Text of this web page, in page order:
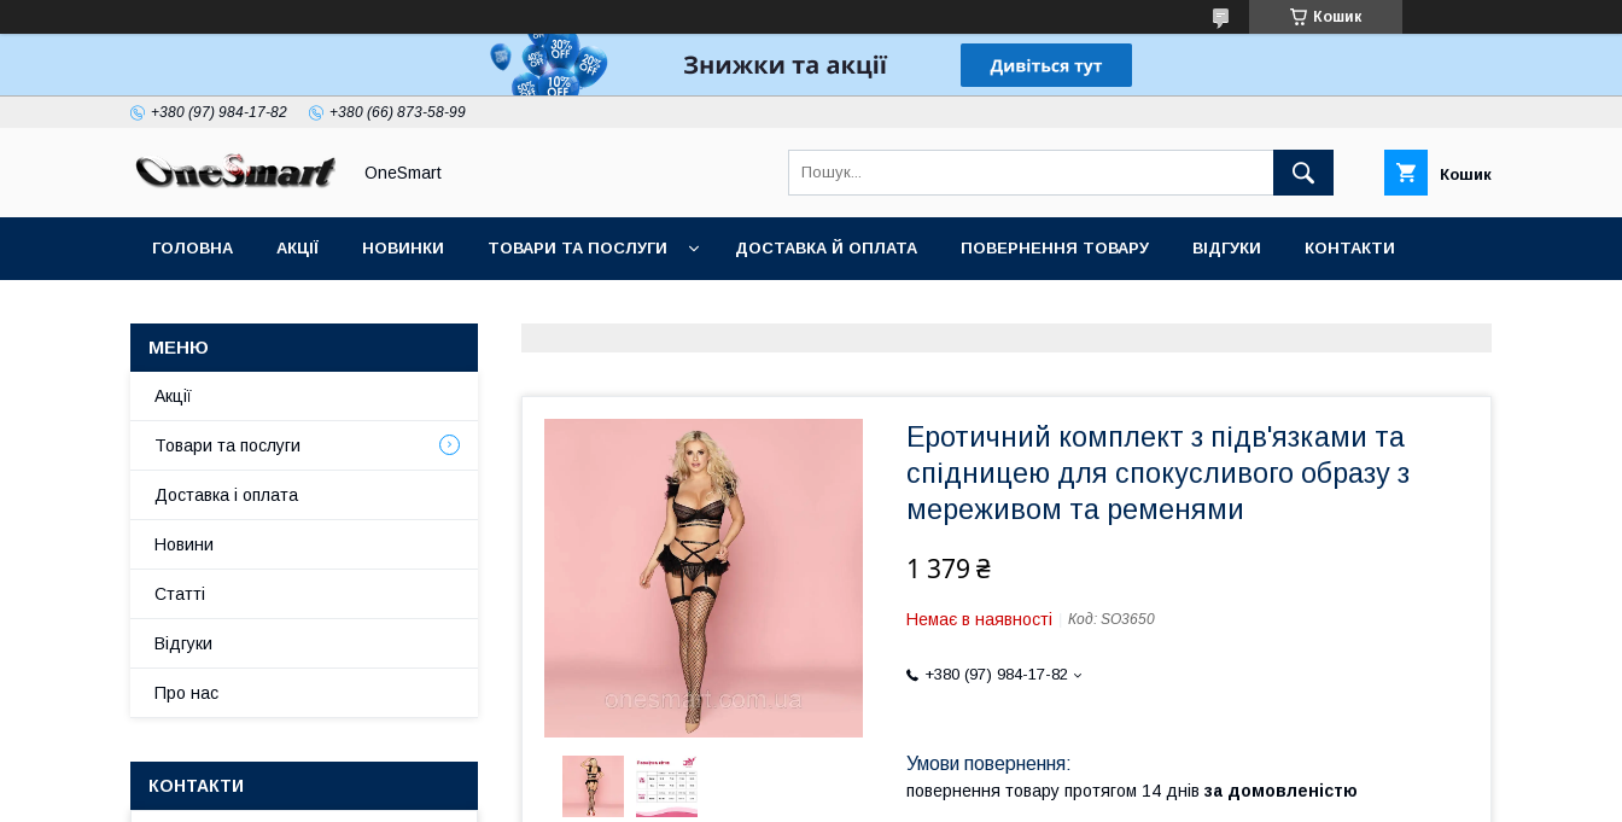
Кошик
+380 (97) 984-17-82 +380 (66) 873-58-99
OneSmart Кошик
ГОЛОВНА АКЦІЇ НОВИНКИ ТОВАРИ ТА ПОСЛУГИ ДОСТАВКА Й ОПЛАТА ПОВЕРНЕННЯ ТОВАРУ ВІДГУКИ КОНТАКТИ
Еротичний комплект з підв'язками та
спідницею для спокусливого образу з
мереживом та ременями
1 379 ₴
Немає в наявності Код: SO3650
+380 (97) 984-17-82
повернення товару протягом 14 днів за домовленістю
Акції
Товари та послуги
Доставка і оплата
Новини
Статті
Відгуки
Про нас
КОНТАКТИ